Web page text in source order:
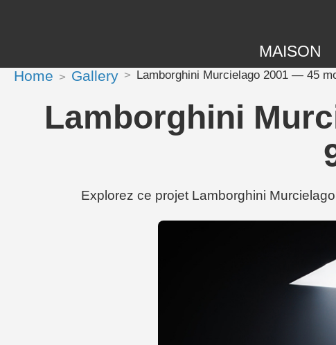
MAISON
Home Gallery Lamborghini Murcielago 2001 — 45
Lamborghini
Explorez ce projet Lamborghini